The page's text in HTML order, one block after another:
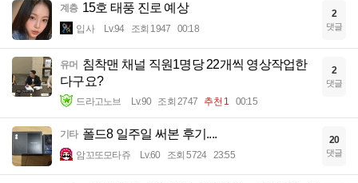
계층 15호 태풍 진로 예상
입사 Lv.94 조회 1947 00:18
2
댓글
유머 침착맨 채널 직원1명당 22개씩 영상작업한
다구요?
드라고노브 Lv.90 조회 2747 추천 1 00:15
2
댓글
기타 폴드8 일주일 써본 후기....
암꼬또모타쥬 Lv.60 조회 5724 23:55
20
댓글